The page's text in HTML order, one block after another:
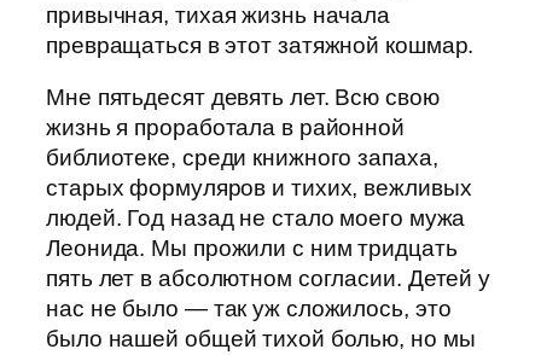
привычная, тихая жизнь начала
превращаться в этот затяжной кошмар.
Мне пятьдесят девять лет. Всю свою
жизнь я проработала в районной
библиотеке, среди книжного запаха,
старых формуляров и тихих, вежливых
людей. Год назад не стало моего мужа
Леонида. Мы прожили с ним тридцать
пять лет в абсолютном согласии. Детей у
нас не было — так уж сложилось, это
было нашей общей тихой болью, но мы